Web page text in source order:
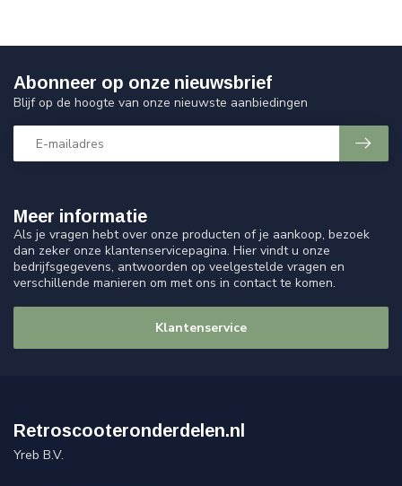
Meer informatie
Als je vragen hebt over onze producten of je aankoop, bezoek
dan zeker onze klantenservicepagina. Hier vindt u onze
bedrijfsgegevens, antwoorden op veelgestelde vragen en
verschillende manieren om met ons in contact te komen.
Klantenservice
Abonneer op onze nieuwsbrief
Blijf op de hoogte van onze nieuwste aanbiedingen
Retroscooteronderdelen.nl
Yreb B.V.